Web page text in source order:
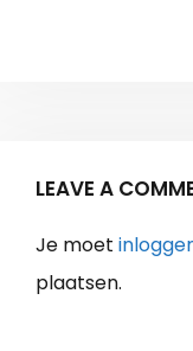
LEAVE A
Je moet
plaatsen.